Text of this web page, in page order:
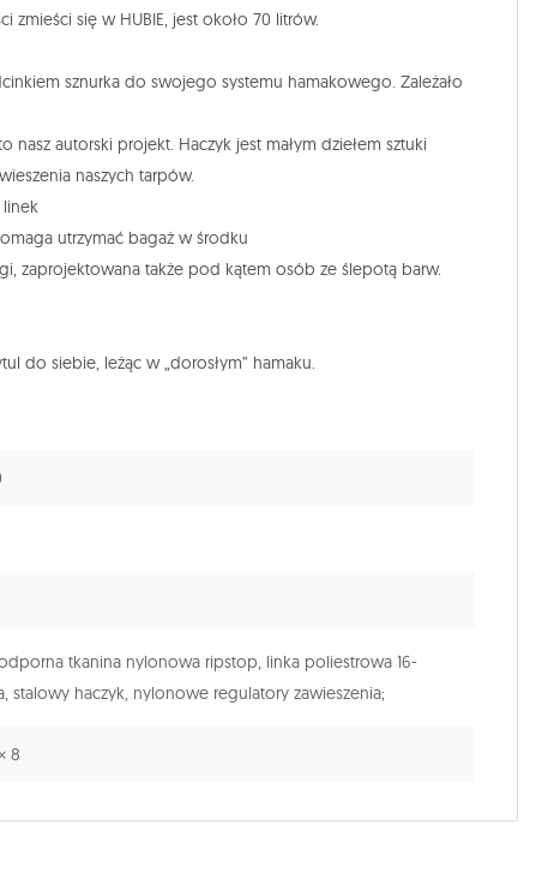
zmieści się w HUBIE, jest około 70 litrów.
sznurka do swojego systemu hamakowego. Zależało
autorski projekt. Haczyk jest małym dziełem sztuki
naszych tarpów.
utrzymać bagaż w środku
zaprojektowana także pod kątem osób ze ślepotą barw.
do siebie, leżąc w „dorosłym” hamaku.
tkanina nylonowa ripstop, linka poliestrowa 16-
stalowy haczyk, nylonowe regulatory zawieszenia;
8